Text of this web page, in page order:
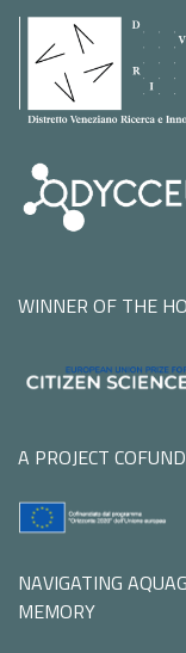
WINNER OF THE
A PROJECT
NAVIGATING
MEMORY